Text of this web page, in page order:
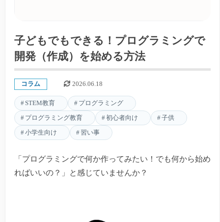
子どもでもできる！プログラミングで
開発（作成）を始める方法
コラム 2026.06.18
STEM教育 プログラミング
プログラミング教育 初心者向け 子供
小学生向け 習い事
「プログラミングで何か作ってみたい！でも何から始め
ればいいの？」と感じていませんか？